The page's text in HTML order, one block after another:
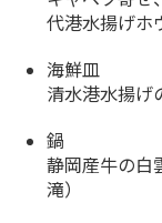
代港水揚げホ
海鮮皿
清水港水揚げ
鍋
静岡産牛の白
滝）